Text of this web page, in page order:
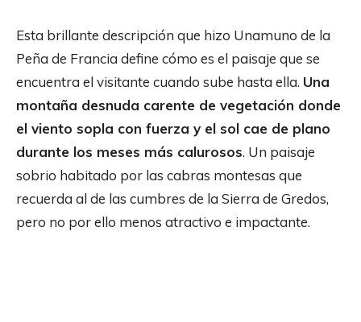
Esta brillante descripción que hizo Unamuno de la
Peña de Francia define cómo es el paisaje que se
encuentra el visitante cuando sube hasta ella. Una
montaña desnuda carente de vegetación donde
el viento sopla con fuerza y el sol cae de plano
durante los meses más calurosos. Un paisaje
sobrio habitado por las cabras montesas que
recuerda al de las cumbres de la Sierra de Gredos,
pero no por ello menos atractivo e impactante.